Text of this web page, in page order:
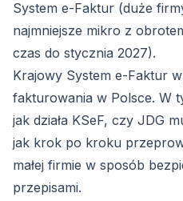
System e-Faktur (duże
najmniejsze mikro z
czas do stycznia 2027).
Krajowy System e-Faktur
fakturowania w Polsce. W
jak działa KSeF, czy JDG
jak krok po kroku
małej firmie w sposób
przepisami.